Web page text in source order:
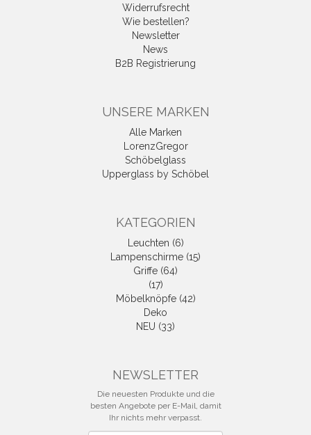
Widerrufsrecht
Wie bestellen?
Newsletter
News
B2B Registrierung
UNSERE MARKEN
Alle Marken
LorenzGregor
Schöbelglass
Upperglass by Schöbel
KATEGORIEN
Leuchten (6)
Lampenschirme (15)
Griffe (64)
(17)
Möbelknöpfe (42)
Deko
NEU (33)
NEWSLETTER
Die neuesten Produkte und die
besten Angebote per E-Mail, damit
Ihr nichts mehr verpasst.